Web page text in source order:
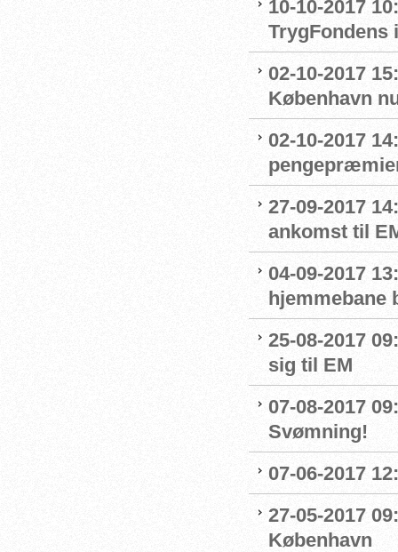
10-10-2017
TrygFondens
02-10-2017
København
02-10-2017
27-09-2017
ankomst til
04-09-2017
hjemmebane
25-08-2017
sig til EM
07-08-2017
Svømning!
07-06-2017
27-05-2017
København